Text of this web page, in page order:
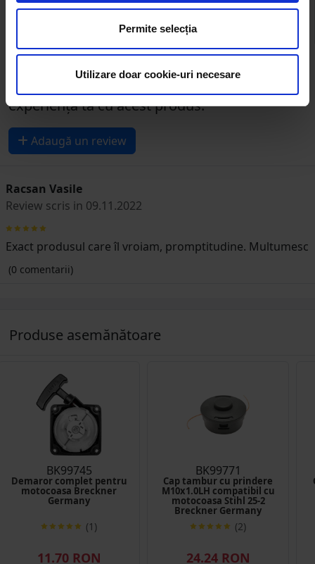
Permite selecția
Utilizare doar cookie-uri necesare
Ai folosit acest produs?
Exprimă-ți părerea și spune-le și altora despre
experiența ta cu acest produs.
Adaugă un review
Racsan Vasile
Review scris in 09.11.2022
Exact produsul care îl vroiam, promptitudine. Multumesc
(0 comentarii)
Produse asemănătoare
BK99745
Demaror complet pentru
motocoasa Breckner
Germany
(1)
11.70 RON
BK99771
Cap tambur cu prindere
M10x1.0LH compatibil cu
motocoasa Stihl 25-2
Breckner Germany
(2)
24.24 RON